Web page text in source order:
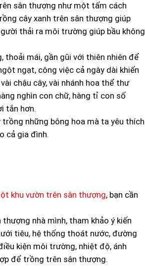
sân thượng như một tấm cách
cây xanh trên sân thượng giúp
thải ra môi trường giúp bầu không
thoải mái, gần gũi với thiên nhiên để
ngạt, công việc cả ngày dài khiến
chậu cây, vài nhánh hoa thể thư
nghìn con chữ, hàng tỉ con số
tắn hơn.
những bông hoa mà ta yêu thích
cả gia đình.
khu vườn trên sân thượng, bạn cần
nhà mình, tham khảo ý kiến
tiêu, hệ thống thoát nước, đường
kiện môi trường, nhiệt độ, ánh
để trồng trên sân thượng.